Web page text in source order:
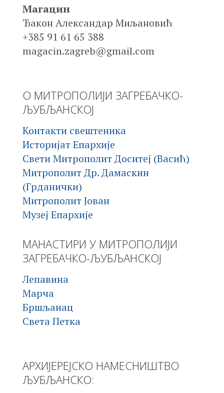
Магацин
Ђакон Александар Миљановић
+385 91 61 65 388
magacin.zagreb@gmail.com
О МИТРОПОЛИЈИ ЗАГРЕБАЧКО-
ЉУБЉАНСКОЈ
Контакти свештеника
Историјат Епархије
Свети Митрополит Доситеј (Васић)
Митрополит Др. Дамаскин
(Грданички)
Митрополит Јован
Музеј Епархије
МАНАСТИРИ У МИТРОПОЛИЈИ
ЗАГРЕБАЧКО-ЉУБЉАНСКОЈ
Лепавина
Марча
Бршљанац
Света Петка
АРХИЈЕРЕЈСКО НАМЕСНИШТВО
ЉУБЉАНСКО: